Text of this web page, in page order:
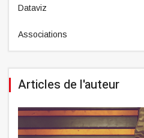
Dataviz
Associations
Articles de l'auteur